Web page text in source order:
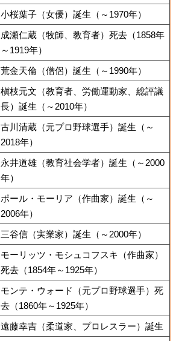
小桜葉子（女優）誕生（～1970年）
成瀬仁蔵（牧師、教育者）死去（1858年
～1919年）
荒金天倫（僧侶）誕生（～1990年）
槇枝元文（教育者、労働運動家、総評議
長）誕生（～2010年）
古川清蔵（元プロ野球選手）誕生（～
2018年）
永井道雄（教育社会学者）誕生（～2000
年）
ポール・モーリア（作曲家）誕生（～
2006年）
三谷信（実業家）誕生（～2000年）
モーリッツ・モシュコフスキ（作曲家）
死去（1854年～1925年）
モンテ・ウォード（元プロ野球選手）死
去（1860年～1925年）
遠藤幸吉（柔道家、プロレスラー）誕生